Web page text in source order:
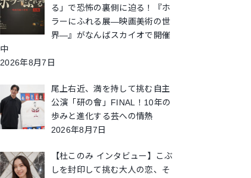
る」で恐怖の裏側に迫る！『ホ
ラーにふれる展―映画美術の世
界―』がなんばスカイオで開催
中
2026年8月7日
尾上右近、満を持して挑む自主
公演「研の會」FINAL！10年の
歩みと進化する芸への情熱
2026年8月7日
【杜このみ インタビュー】こぶ
しを封印して挑む大人の恋、そ